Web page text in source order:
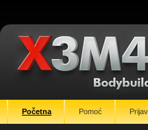
Početna Pomoć